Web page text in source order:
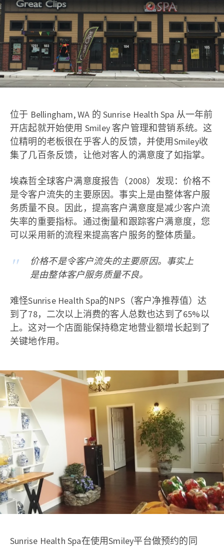
位于 Bellingham, WA 的 Sunrise Health Spa 从一年前
开店起就开始使用 Smiley 客户管理和营销系统。这
位精明的老板很在乎客人的反馈，并使用Smiley收
集了几百条反馈，让他对客人的满意度了如指掌。
埃森哲全球客户满意度报告（2008）发现：价格不
是令客户流失的主要原因。事实上是由整体客户服
务质量不良。因此，提高客户满意度是减少客户流
失率的重要指标。通过衡量和跟踪客户满意度，您
可以采用新的流程来提高客户服务的整体质量。
价格不是令客户流失的主要原因。事实上
是由整体客户服务质量不良。
难怪Sunrise Health Spa的NPS（客户净推荐值）达
到了78，二次以上消费的客人总数也达到了65%以
上。这对一个店面能保持稳定地营业额增长起到了
关键地作用。
Sunrise Health Spa在使用Smiley平台做预约的同